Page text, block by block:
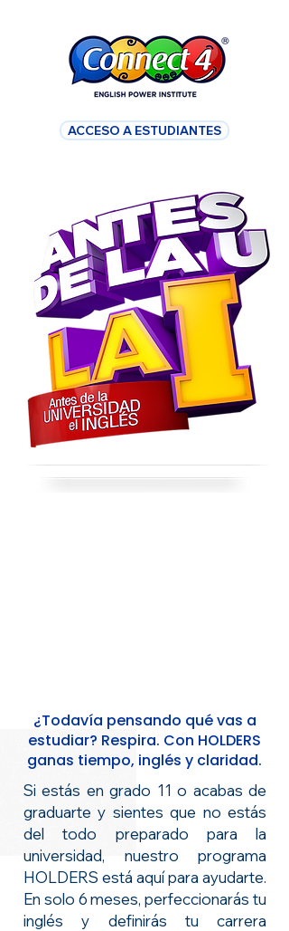
ACCESO A ESTUDIANTES
¿Todavía pensando qué vas a
estudiar? Respira. Con HOLDERS
ganas tiempo, inglés y claridad.
Si estás en grado 11 o acabas de
graduarte y sientes que no estás
del todo preparado para la
universidad, nuestro programa
HOLDERS está aquí para ayudarte.
En solo 6 meses, perfeccionarás tu
inglés y definirás tu carrera